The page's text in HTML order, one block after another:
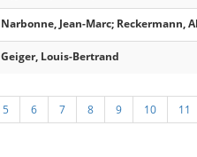
Narbonne, Jean-Marc; Reckermann,
Geiger, Louis-Bertrand
5 6 7 8 9 10 11